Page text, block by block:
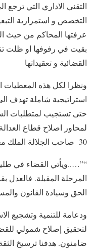
التقني الاداري التي ترجع
التخصص و استمرارية
عرفتها المحاكم من حيث
بقيت في رفوفها او ظلت
القضائية و تعقيداتها
ونظرا لكل هذه المعطيات
استراتيجية شاملة تهدف
حتى تستجيب لمتطلبات
30 صاحب الجلالة الملك محمد السادس نصره الله بتاريخ
“”…..ويأتي القضاء في
المرحلة المقبلة. فالعدل
الحق وسيادة القانون
ودعامة للتنمية وتشجيع
لتحقيق إصلاح شمولي
ضامنون. هدفنا ترسيخ